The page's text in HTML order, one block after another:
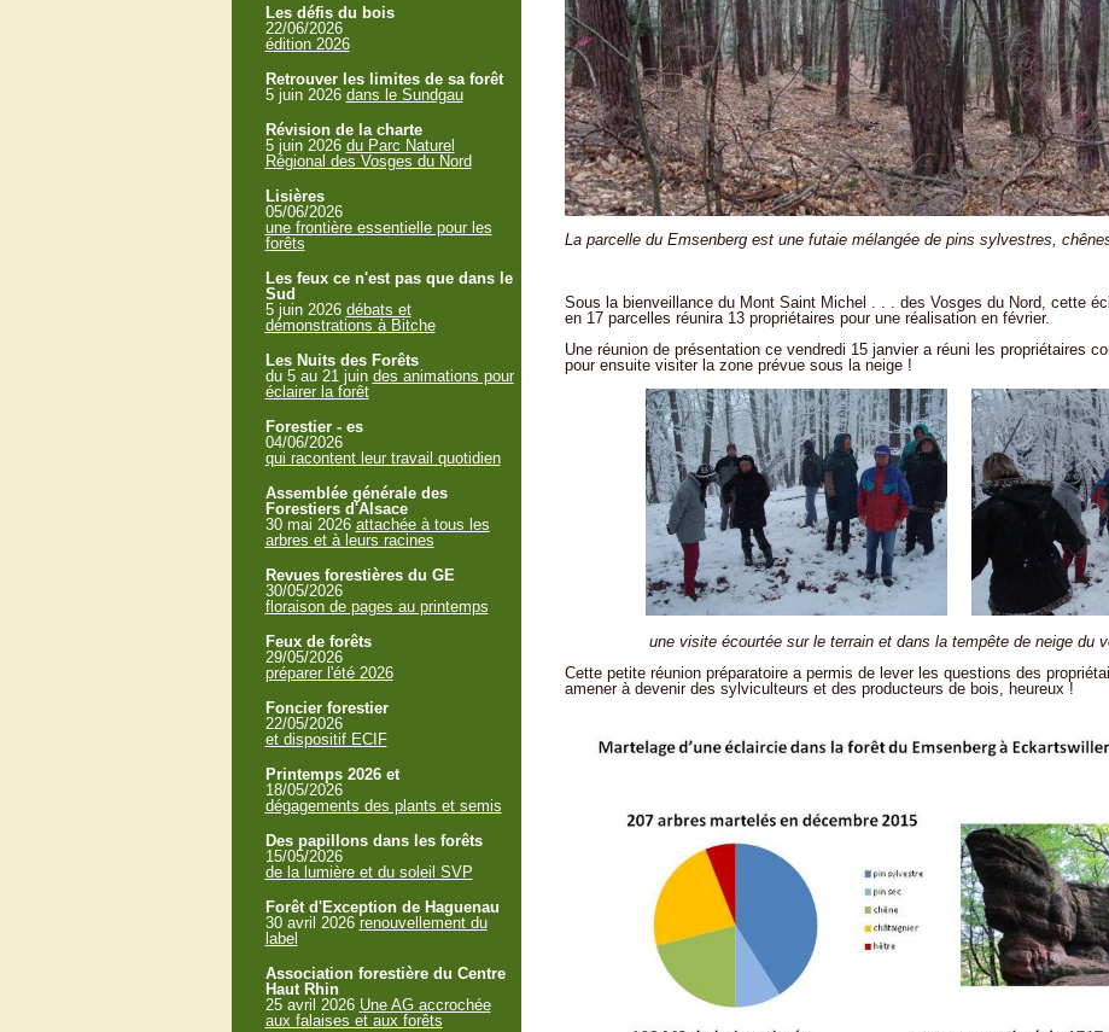
La parcelle du Emsenberg est une futaie mélangée de pins sylvestres,
Sous la bienveillance du Mont Saint Michel . . . des Vosges du Nord, cette
en 17 parcelles réunira 13 propriétaires pour une réalisation en février.
Une réunion de présentation ce vendredi 15 janvier a réuni les propriétaires
pour ensuite visiter la zone prévue sous la neige !
une visite écourtée sur le terrain et dans la tempête de neige du
Cette petite réunion préparatoire a permis de lever les questions des
amener à devenir des sylviculteurs et des producteurs de bois, heureux !
Les défis du bois
22/06/2026
édition 2026
Retrouver les limites de sa forêt
5 juin 2026 dans le Sundgau
Révision de la charte
5 juin 2026 du Parc Naturel
Régional des Vosges du Nord
Lisières
05/06/2026
une frontière essentielle pour les
forêts
Les feux ce n'est pas que dans le
Sud
5 juin 2026 débats et
démonstrations à Bitche
Les Nuits des Forêts
du 5 au 21 juin des animations pour
éclairer la forêt
Forestier - es
04/06/2026
qui racontent leur travail quotidien
Assemblée générale des
Forestiers d'Alsace
30 mai 2026 attachée à tous les
arbres et à leurs racines
Revues forestières du GE
30/05/2026
floraison de pages au printemps
Feux de forêts
29/05/2026
préparer l'été 2026
Foncier forestier
22/05/2026
et dispositif ECIF
Printemps 2026 et
18/05/2026
dégagements des plants et semis
Des papillons dans les forêts
15/05/2026
de la lumière et du soleil SVP
Forêt d'Exception de Haguenau
30 avril 2026 renouvellement du
label
Association forestière du Centre
Haut Rhin
25 avril 2026 Une AG accrochée
aux falaises et aux forêts